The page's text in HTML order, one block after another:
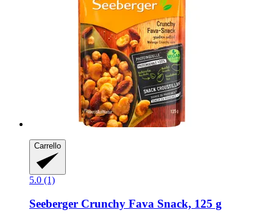
Carrello
5.0 (1)
Seeberger Crunchy Fava Snack, 125 g